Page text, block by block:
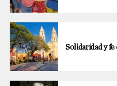
Solidaridad y